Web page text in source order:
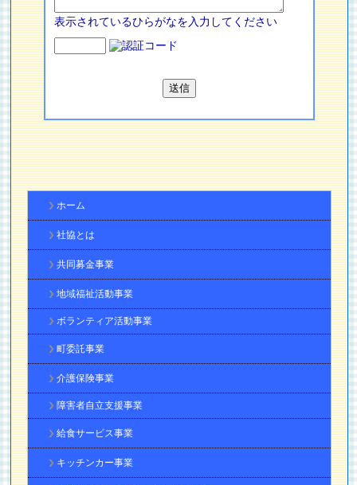
表示されているひらがなを入力してください
ホーム
社協とは
共同募金事業
地域福祉活動事業
ボランティア活動事業
町委託事業
介護保険事業
障害者自立支援事業
給食サービス事業
キッチンカー事業